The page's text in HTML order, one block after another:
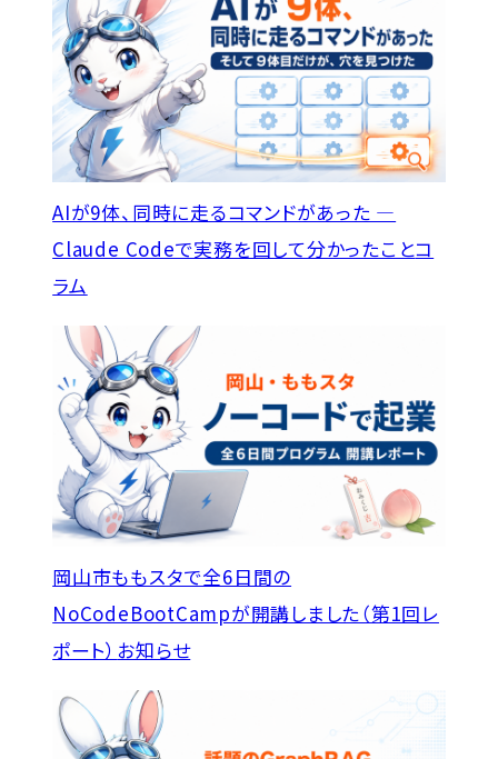
AIが9体、同時に走るコマンドがあった —
Claude Codeで実務を回して分かったことコ
ラム
岡山市ももスタで全6日間の
NoCodeBootCampが開講しました（第1回レ
ポート） お知らせ